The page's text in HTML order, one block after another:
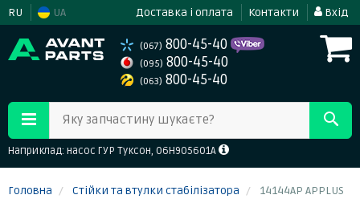
RU UA Доставка і оплата Контакти Вхід
(067) 800-45-40
(095) 800-45-40
(063) 800-45-40
Яку запчастину шукаєте?
Наприклад: насос ГУР Туксон, 06H905601A
Головна Стійки та втулки стабілізатора 14144AP APPLUS